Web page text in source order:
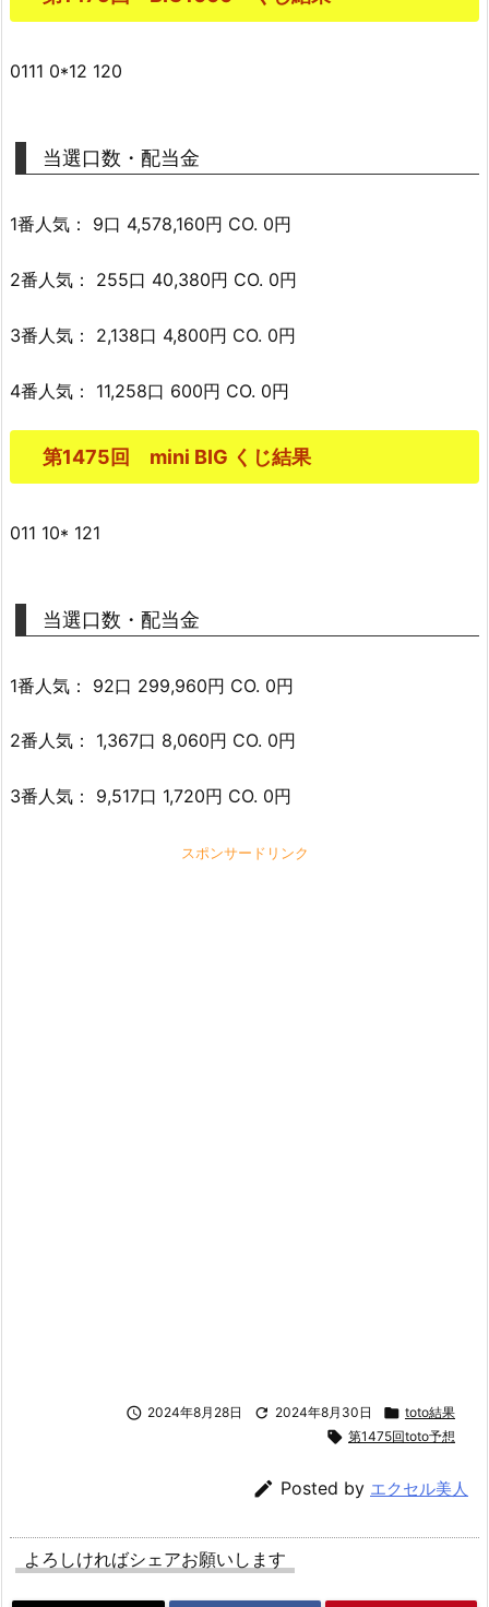
0111 0*12 120
当選口数・配当金
1番人気： 9口 4,578,160円 CO. 0円
2番人気： 255口 40,380円 CO. 0円
3番人気： 2,138口 4,800円 CO. 0円
4番人気： 11,258口 600円 CO. 0円
第1475回 mini BIG くじ結果
011 10* 121
当選口数・配当金
1番人気： 92口 299,960円 CO. 0円
2番人気： 1,367口 8,060円 CO. 0円
3番人気： 9,517口 1,720円 CO. 0円
スポンサードリンク
 2024年8月28日  2024年8月30日  toto結果
 第1475回toto予想
 Posted by エクセル美人
よろしければシェアお願いします